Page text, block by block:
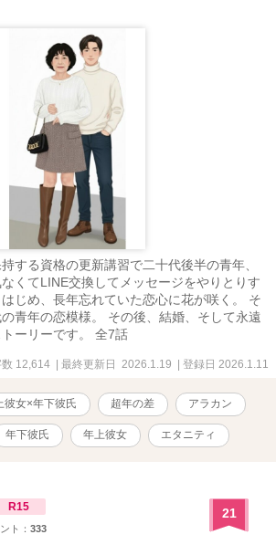
する資格の更新講習で二十代後半の青年、
くてLINE交換してメッセージをやりとりす
じめ、長年忘れていた恋心に花が咲く。 そ
青年の恋模様。 その後、結婚、そして永遠
ーリーです。 全7話
12,614 | 最終更新日 2026.1.19 | 登録日 2026.1.11
彼女×年下彼氏 超年の差 アラカン
年下彼氏 年上彼女 エタニティ
R15
ト： 333
21